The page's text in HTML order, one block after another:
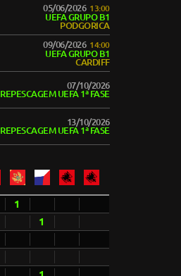
05/06/2026 13:00
UEFA GRUPO B1
PODGORICA
09/06/2026 14:00
UEFA GRUPO B1
CARDIFF
07/10/2026
REPESCAGEM UEFA 1ª FASE
13/10/2026
REPESCAGEM UEFA 1ª FASE
1
1